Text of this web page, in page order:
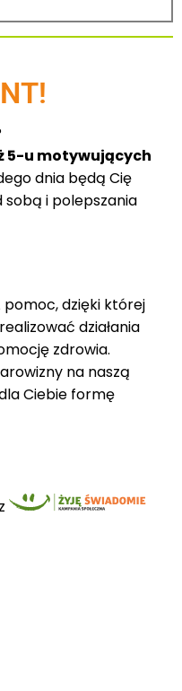
5-u motywujących
dnia będą Cię
sobą i polepszania
pomoc, dzięki której
działania
zdrowia.
na naszą
Ciebie formę